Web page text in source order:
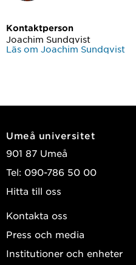
Kontaktperson
Joachim Sundqvist
Läs om Joachim Sundqvist
Umeå universitet
901 87 Umeå
Tel: 090-786 50 00
Hitta till oss
Kontakta oss
Press och media
Institutioner och enheter